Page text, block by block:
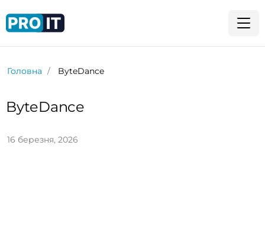
Головна ByteDance
ByteDance
16 березня, 2026